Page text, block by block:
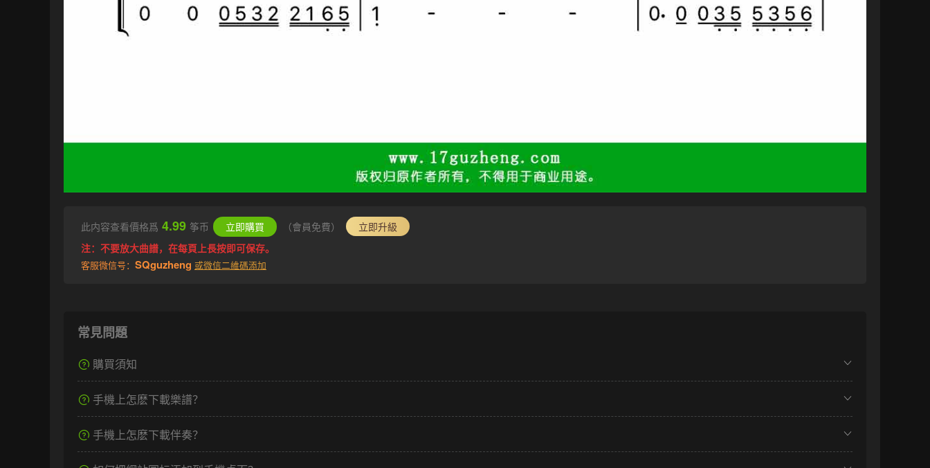
此内容查看價格爲 4.99 筝币 立即購買 （會員免費）
立即升級
注：不要放大曲譜，在每頁上長按即可保存。
客服微信号： SQguzheng 或微信二維碼添加
常見問題
購買須知
手機上怎麽下載樂譜？
手機上怎麽下載伴奏？